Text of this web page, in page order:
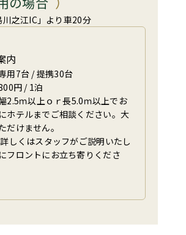
之江IC」より車20分
内
7台 / 提携30台
円 / 1泊
以上ｏｒ長5.0ｍ以上でお
ホテルまでご相談ください。大
だけません。
タッフがご説明いたし
フロントにお立ち寄りくださ